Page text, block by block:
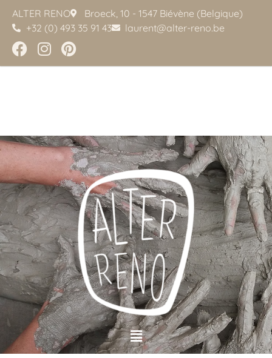
ALTER RENO
Broeck, 10 - 1547 Biévène (Belgique)
+32 (0) 493 35 91 43
laurent@alter-reno.be